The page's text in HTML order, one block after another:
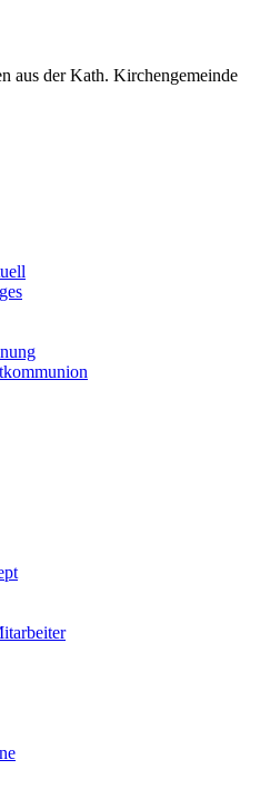
aus der Kath. Kirchengemeinde